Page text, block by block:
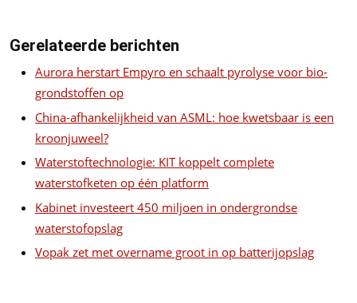
Gerelateerde berichten
Aurora herstart Empyro en schaalt pyrolyse voor bio-
grondstoffen op
China-afhankelijkheid van ASML: hoe kwetsbaar is een
kroonjuweel?
Waterstoftechnologie: KIT koppelt complete
waterstofketen op één platform
Kabinet investeert 450 miljoen in ondergrondse
waterstofopslag
Vopak zet met overname groot in op batterijopslag